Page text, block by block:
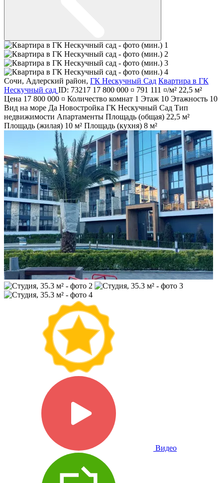
Сочи, Адлерский район, ГК Нескучный Сад Квартира в ГК
Нескучный сад ID: 73217 17 800 000 ¤ 791 111 ¤/м² 22,5 м²
Цена 17 800 000 ¤ Количество комнат 1 Этаж 10 Этажность 10
Вид на море Да Новостройка ГК Нескучный Сад Тип
недвижимости Апартаменты Площадь (общая) 22,5 м²
Площадь (жилая) 10 м² Площадь (кухня) 8 м²
Видео